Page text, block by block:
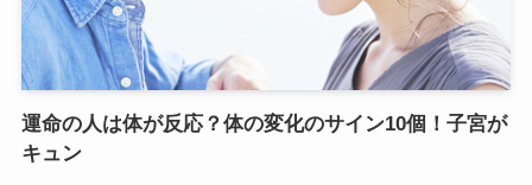
運命の人は体が反応？体の変化のサイン10個！子宮が
キュン